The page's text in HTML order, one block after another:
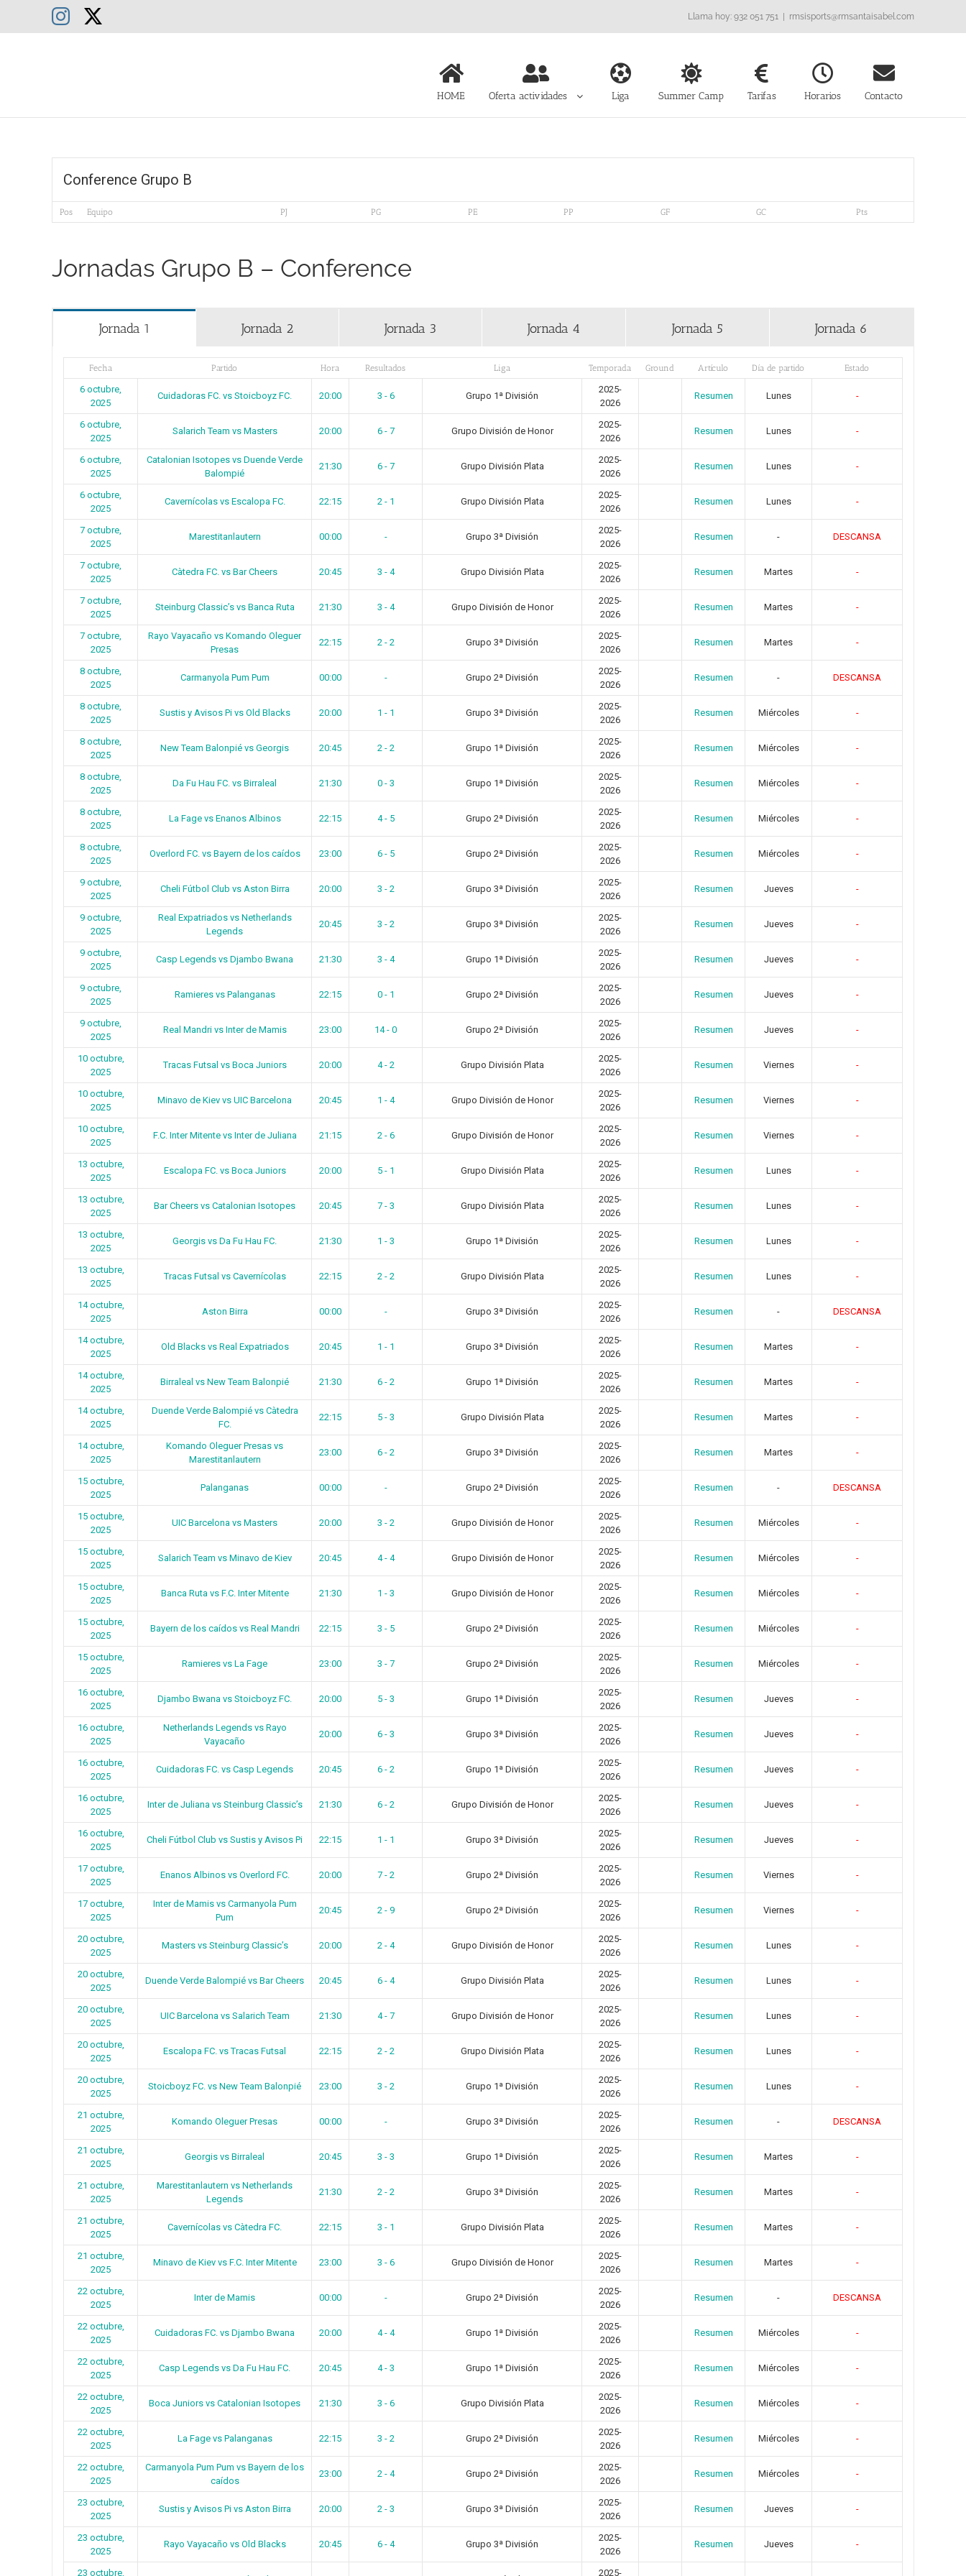
contenido
Llama hoy: 932 051 751 | rmsisports@rmsantaisabel.com
Instagram
HOME Oferta actividades Liga Summer Camp Tarifas Horarios Contacto
Conference Grupo B
Pos Equipo PJ PG PE PP GF GC Pts
Jornadas Grupo B – Conference
Jornada 1 Jornada 2 Jornada 3 Jornada 4 Jornada 5 Jornada 6
Fecha Partido Hora Resultados Liga Temporada Ground Artículo Día de partido Estado
6 octubre,
2025
Cuidadoras FC. vs Stoicboyz FC. 20:00 3 - 6 Grupo 1ª División
2025-
2026
Resumen Lunes -
6 octubre,
2025
Salarich Team vs Masters 20:00 6 - 7 Grupo División de Honor
2025-
2026
Resumen Lunes -
6 octubre,
2025
Catalonian Isotopes vs Duende Verde
Balompié
21:30 6 - 7 Grupo División Plata
2025-
2026
Resumen Lunes -
6 octubre,
2025
Cavernícolas vs Escalopa FC. 22:15 2 - 1 Grupo División Plata
2025-
2026
Resumen Lunes -
7 octubre,
2025
Marestitanlautern 00:00 - Grupo 3ª División
2025-
2026
Resumen - DESCANSA
7 octubre,
2025
Càtedra FC. vs Bar Cheers 20:45 3 - 4 Grupo División Plata
2025-
2026
Resumen Martes -
7 octubre,
2025
Steinburg Classic’s vs Banca Ruta 21:30 3 - 4 Grupo División de Honor
2025-
2026
Resumen Martes -
7 octubre,
2025
Rayo Vayacaño vs Komando Oleguer
Presas
22:15 2 - 2 Grupo 3ª División
2025-
2026
Resumen Martes -
8 octubre,
2025
Carmanyola Pum Pum 00:00 - Grupo 2ª División
2025-
2026
Resumen - DESCANSA
8 octubre,
2025
Sustis y Avisos Pi vs Old Blacks 20:00 1 - 1 Grupo 3ª División
2025-
2026
Resumen Miércoles -
8 octubre,
2025
New Team Balonpié vs Georgis 20:45 2 - 2 Grupo 1ª División
2025-
2026
Resumen Miércoles -
8 octubre,
2025
Da Fu Hau FC. vs Birraleal 21:30 0 - 3 Grupo 1ª División
2025-
2026
Resumen Miércoles -
8 octubre,
2025
La Fage vs Enanos Albinos 22:15 4 - 5 Grupo 2ª División
2025-
2026
Resumen Miércoles -
8 octubre,
2025
Overlord FC. vs Bayern de los caídos 23:00 6 - 5 Grupo 2ª División
2025-
2026
Resumen Miércoles -
9 octubre,
2025
Cheli Fútbol Club vs Aston Birra 20:00 3 - 2 Grupo 3ª División
2025-
2026
Resumen Jueves -
9 octubre,
2025
Real Expatriados vs Netherlands
Legends
20:45 3 - 2 Grupo 3ª División
2025-
2026
Resumen Jueves -
9 octubre,
2025
Casp Legends vs Djambo Bwana 21:30 3 - 4 Grupo 1ª División
2025-
2026
Resumen Jueves -
9 octubre,
2025
Ramieres vs Palanganas 22:15 0 - 1 Grupo 2ª División
2025-
2026
Resumen Jueves -
9 octubre,
2025
Real Mandri vs Inter de Mamis 23:00 14 - 0 Grupo 2ª División
2025-
2026
Resumen Jueves -
10 octubre,
2025
Tracas Futsal vs Boca Juniors 20:00 4 - 2 Grupo División Plata
2025-
2026
Resumen Viernes -
10 octubre,
2025
Minavo de Kiev vs UIC Barcelona 20:45 1 - 4 Grupo División de Honor
2025-
2026
Resumen Viernes -
10 octubre,
2025
F.C. Inter Mitente vs Inter de Juliana 21:15 2 - 6 Grupo División de Honor
2025-
2026
Resumen Viernes -
13 octubre,
2025
Escalopa FC. vs Boca Juniors 20:00 5 - 1 Grupo División Plata
2025-
2026
Resumen Lunes -
13 octubre,
2025
Bar Cheers vs Catalonian Isotopes 20:45 7 - 3 Grupo División Plata
2025-
2026
Resumen Lunes -
13 octubre,
2025
Georgis vs Da Fu Hau FC. 21:30 1 - 3 Grupo 1ª División
2025-
2026
Resumen Lunes -
13 octubre,
2025
Tracas Futsal vs Cavernícolas 22:15 2 - 2 Grupo División Plata
2025-
2026
Resumen Lunes -
14 octubre,
2025
Aston Birra 00:00 - Grupo 3ª División
2025-
2026
Resumen - DESCANSA
14 octubre,
2025
Old Blacks vs Real Expatriados 20:45 1 - 1 Grupo 3ª División
2025-
2026
Resumen Martes -
14 octubre,
2025
Birraleal vs New Team Balonpié 21:30 6 - 2 Grupo 1ª División
2025-
2026
Resumen Martes -
14 octubre,
2025
Duende Verde Balompié vs Càtedra
FC.
22:15 5 - 3 Grupo División Plata
2025-
2026
Resumen Martes -
14 octubre,
2025
Komando Oleguer Presas vs
Marestitanlautern
23:00 6 - 2 Grupo 3ª División
2025-
2026
Resumen Martes -
15 octubre,
2025
Palanganas 00:00 - Grupo 2ª División
2025-
2026
Resumen - DESCANSA
15 octubre,
2025
UIC Barcelona vs Masters 20:00 3 - 2 Grupo División de Honor
2025-
2026
Resumen Miércoles -
15 octubre,
2025
Salarich Team vs Minavo de Kiev 20:45 4 - 4 Grupo División de Honor
2025-
2026
Resumen Miércoles -
15 octubre,
2025
Banca Ruta vs F.C. Inter Mitente 21:30 1 - 3 Grupo División de Honor
2025-
2026
Resumen Miércoles -
15 octubre,
2025
Bayern de los caídos vs Real Mandri 22:15 3 - 5 Grupo 2ª División
2025-
2026
Resumen Miércoles -
15 octubre,
2025
Ramieres vs La Fage 23:00 3 - 7 Grupo 2ª División
2025-
2026
Resumen Miércoles -
16 octubre,
2025
Djambo Bwana vs Stoicboyz FC. 20:00 5 - 3 Grupo 1ª División
2025-
2026
Resumen Jueves -
16 octubre,
2025
Netherlands Legends vs Rayo
Vayacaño
20:00 6 - 3 Grupo 3ª División
2025-
2026
Resumen Jueves -
16 octubre,
2025
Cuidadoras FC. vs Casp Legends 20:45 6 - 2 Grupo 1ª División
2025-
2026
Resumen Jueves -
16 octubre,
2025
Inter de Juliana vs Steinburg Classic’s 21:30 6 - 2 Grupo División de Honor
2025-
2026
Resumen Jueves -
16 octubre,
2025
Cheli Fútbol Club vs Sustis y Avisos Pi 22:15 1 - 1 Grupo 3ª División
2025-
2026
Resumen Jueves -
17 octubre,
2025
Enanos Albinos vs Overlord FC. 20:00 7 - 2 Grupo 2ª División
2025-
2026
Resumen Viernes -
17 octubre,
2025
Inter de Mamis vs Carmanyola Pum
Pum
20:45 2 - 9 Grupo 2ª División
2025-
2026
Resumen Viernes -
20 octubre,
2025
Masters vs Steinburg Classic’s 20:00 2 - 4 Grupo División de Honor
2025-
2026
Resumen Lunes -
20 octubre,
2025
Duende Verde Balompié vs Bar Cheers 20:45 6 - 4 Grupo División Plata
2025-
2026
Resumen Lunes -
20 octubre,
2025
UIC Barcelona vs Salarich Team 21:30 4 - 7 Grupo División de Honor
2025-
2026
Resumen Lunes -
20 octubre,
2025
Escalopa FC. vs Tracas Futsal 22:15 2 - 2 Grupo División Plata
2025-
2026
Resumen Lunes -
20 octubre,
2025
Stoicboyz FC. vs New Team Balonpié 23:00 3 - 2 Grupo 1ª División
2025-
2026
Resumen Lunes -
21 octubre,
2025
Komando Oleguer Presas 00:00 - Grupo 3ª División
2025-
2026
Resumen - DESCANSA
21 octubre,
2025
Georgis vs Birraleal 20:45 3 - 3 Grupo 1ª División
2025-
2026
Resumen Martes -
21 octubre,
2025
Marestitanlautern vs Netherlands
Legends
21:30 2 - 2 Grupo 3ª División
2025-
2026
Resumen Martes -
21 octubre,
2025
Cavernícolas vs Càtedra FC. 22:15 3 - 1 Grupo División Plata
2025-
2026
Resumen Martes -
21 octubre,
2025
Minavo de Kiev vs F.C. Inter Mitente 23:00 3 - 6 Grupo División de Honor
2025-
2026
Resumen Martes -
22 octubre,
2025
Inter de Mamis 00:00 - Grupo 2ª División
2025-
2026
Resumen - DESCANSA
22 octubre,
2025
Cuidadoras FC. vs Djambo Bwana 20:00 4 - 4 Grupo 1ª División
2025-
2026
Resumen Miércoles -
22 octubre,
2025
Casp Legends vs Da Fu Hau FC. 20:45 4 - 3 Grupo 1ª División
2025-
2026
Resumen Miércoles -
22 octubre,
2025
Boca Juniors vs Catalonian Isotopes 21:30 3 - 6 Grupo División Plata
2025-
2026
Resumen Miércoles -
22 octubre,
2025
La Fage vs Palanganas 22:15 3 - 2 Grupo 2ª División
2025-
2026
Resumen Miércoles -
22 octubre,
2025
Carmanyola Pum Pum vs Bayern de los
caídos
23:00 2 - 4 Grupo 2ª División
2025-
2026
Resumen Miércoles -
23 octubre,
2025
Sustis y Avisos Pi vs Aston Birra 20:00 2 - 3 Grupo 3ª División
2025-
2026
Resumen Jueves -
23 octubre,
2025
Rayo Vayacaño vs Old Blacks 20:45 6 - 4 Grupo 3ª División
2025-
2026
Resumen Jueves -
23 octubre, 2025-